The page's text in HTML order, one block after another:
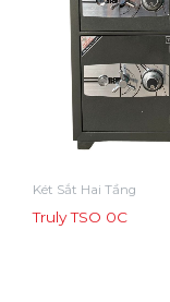
Két Sắt Hai Tầng
Truly TSO 0C